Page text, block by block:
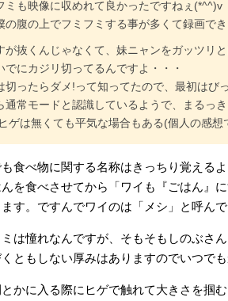
ミも映像に収めれて良かったですねぇ(*^^)v
の腹の上でフミフミする事が多くて録画で
が抜くんじゃなくて、妹ニャンをガッツリ
でにカジリ切ってるんですよ・・・
切ったらダメ!って知ってたので、最初はび
通常モードと認識しているようで、まるっ
ゲは無くても平気な場合もある(個人の感想
食べ物に関する名称はきっちり覚える
を食べさせてから「ワイも『ごはん』
す。ですんでワイのは「メシ」と呼ん
は憧れなんですが、そもそもしのぶさ
ともしない厚みはありますのでいつでも
かに入る際にヒゲで触れて大きさを掴